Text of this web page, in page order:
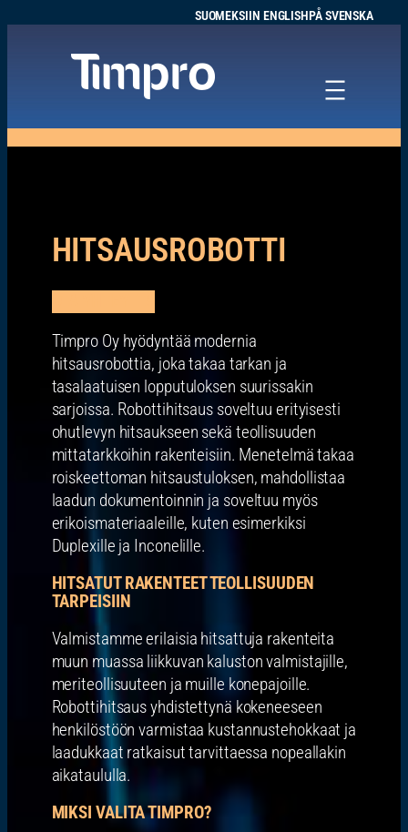
SUOMEKSIIN ENGLISHPÅ SVENSKA
HITSAUSROBOTTI
Timpro Oy hyödyntää modernia
hitsausrobottia, joka takaa tarkan ja
tasalaatuisen lopputuloksen suurissakin
sarjoissa. Robottihitsaus soveltuu erityisesti
ohutlevyn hitsaukseen sekä teollisuuden
mittatarkkoihin rakenteisiin. Menetelmä takaa
roiskeettoman hitsaustuloksen, mahdollistaa
laadun dokumentoinnin ja soveltuu myös
erikoismateriaaleille, kuten esimerkiksi
Duplexille ja Inconelille.
HITSATUT RAKENTEET TEOLLISUUDEN
TARPEISIIN
Valmistamme erilaisia hitsattuja rakenteita
muun muassa liikkuvan kaluston valmistajille,
meriteollisuuteen ja muille konepajoille.
Robottihitsaus yhdistettynä kokeneeseen
henkilöstöön varmistaa kustannustehokkaat ja
laadukkaat ratkaisut tarvittaessa nopeallakin
aikataululla.
MIKSI VALITA TIMPRO?